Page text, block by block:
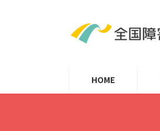
ス
ン
HOME